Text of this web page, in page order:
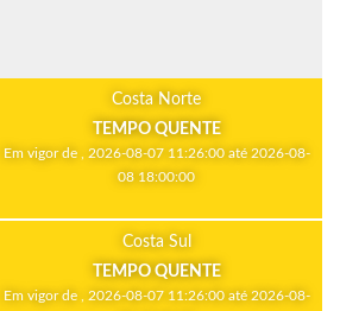
Costa Norte
TEMPO QUENTE
Em vigor de , 2026-08-07 11:26:00 até 2026-08-
08 18:00:00
Costa Sul
TEMPO QUENTE
Em vigor de , 2026-08-07 11:26:00 até 2026-08-